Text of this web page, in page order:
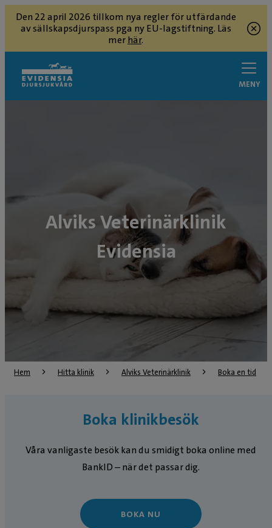
Den 22 april 2026 tillkom nya regler för utfärdande
av sällskapsdjurspass pga ny EU-lagstiftning. Läs
merhär.
MENY
Alviks Veterinärklinik
Evidensia
Hem Hitta klinik Alviks Veterinärklinik Boka en tid
Boka klinikbesök
Våra vanligaste besök kan du smidigt boka online med
BankID – när det passar dig.
BOKA NU